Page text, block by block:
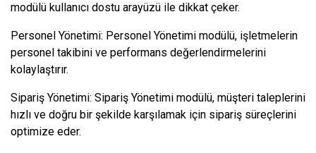
modülü kullanıcı dostu arayüzü ile dikkat çeker.
Personel Yönetimi: Personel Yönetimi modülü, işletmelerin
personel takibini ve performans değerlendirmelerini
kolaylaştırır.
Sipariş Yönetimi: Sipariş Yönetimi modülü, müşteri taleplerini
hızlı ve doğru bir şekilde karşılamak için sipariş süreçlerini
optimize eder.